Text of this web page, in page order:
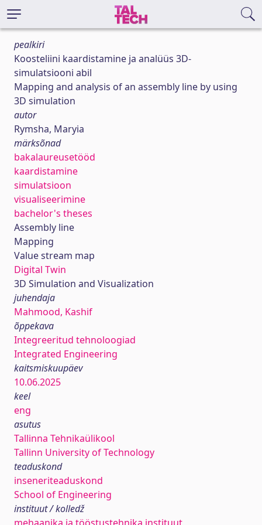
pealkiri
Koosteliini kaardistamine ja analüüs 3D-
simulatsiooni abil
Mapping and analysis of an assembly line by using
3D simulation
autor
Rymsha, Maryia
märksõnad
bakalaureusetööd
kaardistamine
simulatsioon
visualiseerimine
bachelor's theses
Assembly line
Mapping
Value stream map
Digital Twin
3D Simulation and Visualization
juhendaja
Mahmood, Kashif
õppekava
Integreeritud tehnoloogiad
Integrated Engineering
kaitsmiskuupäev
10.06.2025
keel
eng
asutus
Tallinna Tehnikaülikool
Tallinn University of Technology
teaduskond
inseneriteaduskond
School of Engineering
instituut / kolledž